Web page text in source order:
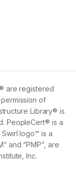
oldala
Facebook
are registered
of
Library® is
PeopleCert® is a
logo™ is a
and “PMP”, are
Inc.